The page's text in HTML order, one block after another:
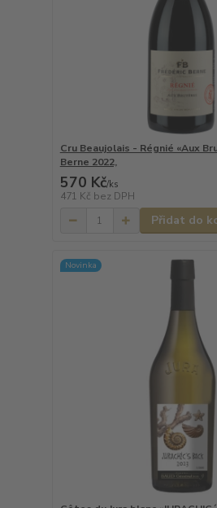
Cru Beaujolais - Régnié «Aux
Berne 2022,
570 Kč/ks
471 Kč bez DPH
Přidat do
Novinka